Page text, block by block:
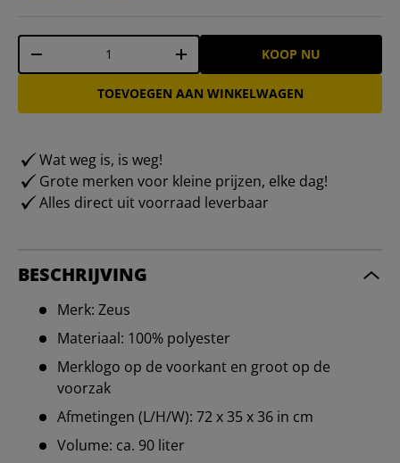
Aantal
-
+ KOOP NU
TOEVOEGEN AAN WINKELWAGEN
Wat weg is, is weg!
Grote merken voor kleine prijzen, elke dag!
Alles direct uit voorraad leverbaar
BESCHRIJVING
Merk: Zeus
Materiaal: 100% polyester
Merklogo op de voorkant en groot op de
voorzak
Afmetingen (L/H/W): 72 x 35 x 36 in cm
Volume: ca. 90 liter